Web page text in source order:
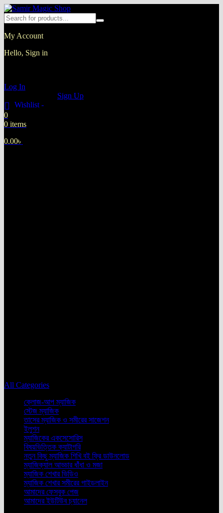
My Account
Hello, Sign in
Log In
Sign Up
Wishlist -
0
0 items
0.00৳
All Categories
ক্লোজ-আপ ম্যাজিক
স্টেজ ম্যাজিক
তাসের ম্যাজিক ও সমীরের সাজেশন
ইলুশন
ম্যাজিকের একসেসোরিস
বিষয়ভিত্তিক ক্যাটাগরি
নতুন কিছু ম্যাজিক শিখি বই ফ্রি ডাউনলোড
ম্যাজিক্যাল আড্ডার ধাঁঁধা ও মজা
ম্যাজিক শেখার ভিডিও
ম্যাজিক শেখার সমীরের গাইডলাইন
আমাদের ফেসবুক পেজ
আমাদের ইউটিউব চ্যানেল